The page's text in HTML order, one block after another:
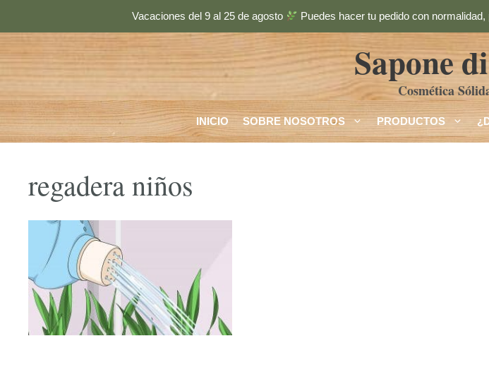
contenido
Vacaciones del 9 al 25 de agosto Puedes hacer tu pedido con
Sapone
Cosmética
INICIO SOBRE NOSOTROS PRODUCTOS
regadera niños